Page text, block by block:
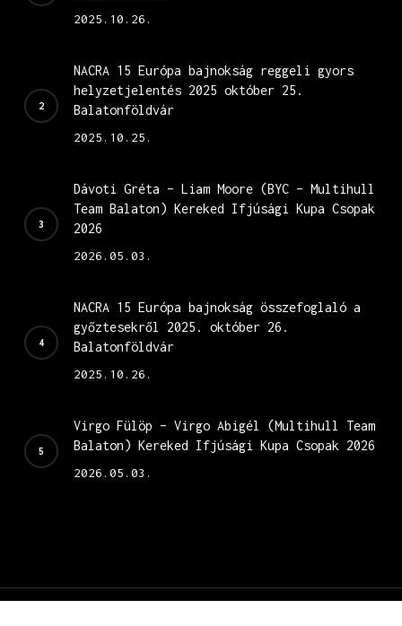
2025.10.26.
NACRA 15 Európa bajnokság reggeli gyors
helyzetjelentés 2025 október 25.
Balatonföldvár
2025.10.25.
Dávoti Gréta – Liam Moore (BYC – Multihull
Team Balaton) Kereked Ifjúsági Kupa Csopak
2026
2026.05.03.
NACRA 15 Európa bajnokság összefoglaló a
győztesekről 2025. október 26.
Balatonföldvár
2025.10.26.
Virgo Fülöp – Virgo Abigél (Multihull Team
Balaton) Kereked Ifjúsági Kupa Csopak 2026
2026.05.03.